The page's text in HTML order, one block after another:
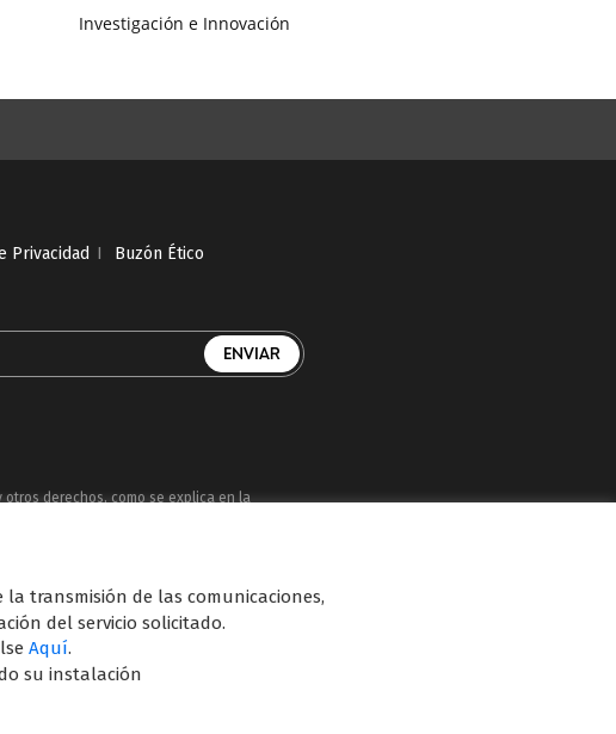
Investigación e Innovación
Privacidad I
Buzón Ético
derechos, como se explica en la
Telecinco, Cuatro, Factoría de Ficción, Boing, Divinity ,
de diferentes soportes en Internet y TV
la transmisión de las comunicaciones,
del servicio solicitado.
Aquí.
su instalación